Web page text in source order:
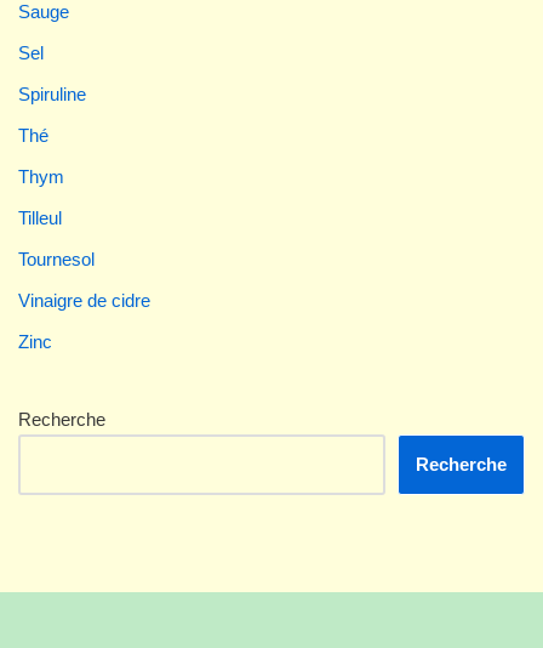
Sauge
Sel
Spiruline
Thé
Thym
Tilleul
Tournesol
Vinaigre de cidre
Zinc
Recherche
Recherche